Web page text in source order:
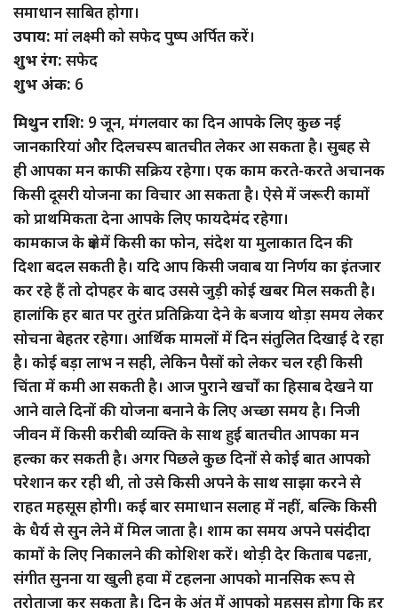
समाधान साबित होगा।
उपाय: मां लक्ष्मी को सफेद पुष्प अर्पित करें।
शुभ रंग: सफेद
शुभ अंक: 6
मिथुन राशि: 9 जून, मंगलवार का दिन आपके लिए कुछ नई
जानकारियां और दिलचस्प बातचीत लेकर आ सकता है। सुबह से
ही आपका मन काफी सक्रिय रहेगा। एक काम करते-करते अचानक
किसी दूसरी योजना का विचार आ सकता है। ऐसे में जरूरी कामों
को प्राथमिकता देना आपके लिए फायदेमंद रहेगा।
कामकाज के क्षेत्र में किसी का फोन, संदेश या मुलाकात दिन की
दिशा बदल सकती है। यदि आप किसी जवाब या निर्णय का इंतजार
कर रहे हैं तो दोपहर के बाद उससे जुड़ी कोई खबर मिल सकती है।
हालांकि हर बात पर तुरंत प्रतिक्रिया देने के बजाय थोड़ा समय लेकर
सोचना बेहतर रहेगा। आर्थिक मामलों में दिन संतुलित दिखाई दे रहा
है। कोई बड़ा लाभ न सही, लेकिन पैसों को लेकर चल रही किसी
चिंता में कमी आ सकती है। आज पुराने खर्चों का हिसाब देखने या
आने वाले दिनों की योजना बनाने के लिए अच्छा समय है। निजी
जीवन में किसी करीबी व्यक्ति के साथ हुई बातचीत आपका मन
हल्का कर सकती है। अगर पिछले कुछ दिनों से कोई बात आपको
परेशान कर रही थी, तो उसे किसी अपने के साथ साझा करने से
राहत महसूस होगी। कई बार समाधान सलाह में नहीं, बल्कि किसी
के धैर्य से सुन लेने में मिल जाता है। शाम का समय अपने पसंदीदा
कामों के लिए निकालने की कोशिश करें। थोड़ी देर किताब पढऩा,
संगीत सुनना या खुली हवा में टहलना आपको मानसिक रूप से
तरोताजा कर सकता है। दिन के अंत में आपको महसूस होगा कि हर